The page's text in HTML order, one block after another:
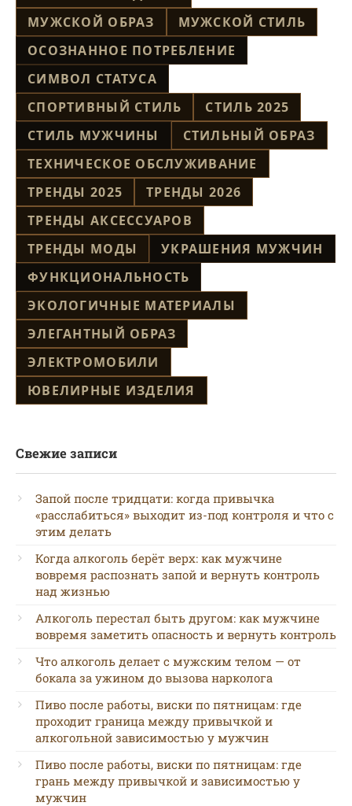
МУЖСКОЙ ОБРАЗ
МУЖСКОЙ СТИЛЬ
ОСОЗНАННОЕ ПОТРЕБЛЕНИЕ
СИМВОЛ СТАТУСА
СПОРТИВНЫЙ СТИЛЬ
СТИЛЬ 2025
СТИЛЬ МУЖЧИНЫ
СТИЛЬНЫЙ ОБРАЗ
ТЕХНИЧЕСКОЕ ОБСЛУЖИВАНИЕ
ТРЕНДЫ 2025
ТРЕНДЫ 2026
ТРЕНДЫ АКСЕССУАРОВ
ТРЕНДЫ МОДЫ
УКРАШЕНИЯ МУЖЧИН
ФУНКЦИОНАЛЬНОСТЬ
ЭКОЛОГИЧНЫЕ МАТЕРИАЛЫ
ЭЛЕГАНТНЫЙ ОБРАЗ
ЭЛЕКТРОМОБИЛИ
ЮВЕЛИРНЫЕ ИЗДЕЛИЯ
Свежие записи
Запой после тридцати: когда привычка
«расслабиться» выходит из-под контроля и что с
этим делать
Когда алкоголь берёт верх: как мужчине
вовремя распознать запой и вернуть контроль
над жизнью
Алкоголь перестал быть другом: как мужчине
вовремя заметить опасность и вернуть контроль
Что алкоголь делает с мужским телом — от
бокала за ужином до вызова нарколога
Пиво после работы, виски по пятницам: где
проходит граница между привычкой и
алкогольной зависимостью у мужчин
Пиво после работы, виски по пятницам: где
грань между привычкой и зависимостью у
мужчин